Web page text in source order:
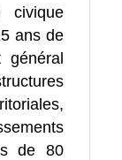
civique
ans de
général
de 80